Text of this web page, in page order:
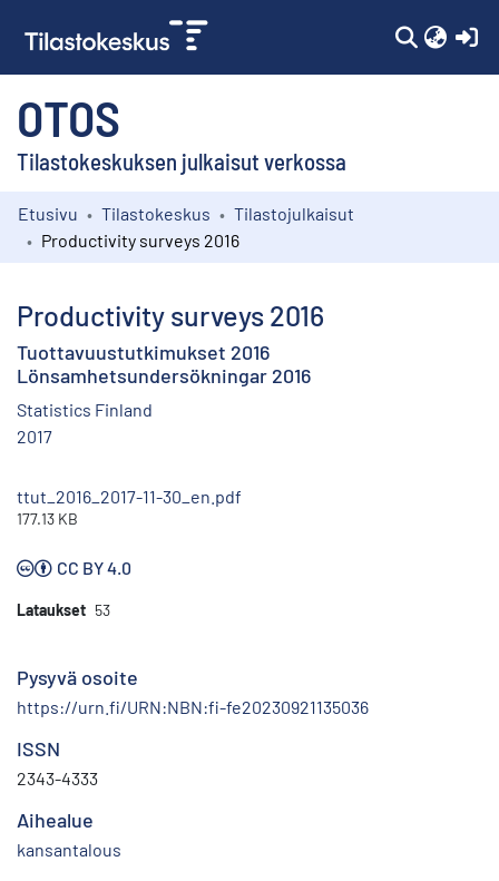
OTOS
Tilastokeskuksen julkaisut verkossa
Kokoelmat
Etusivu Tilastokeskus
Tilastojulkaisut
Productivity surveys 2016
Productivity surveys 2016
Tuottavuustutkimukset 2016
Lönsamhetsundersökningar 2016
Statistics Finland
2017
ttut_2016_2017-11-30_en.pdf
177.13 KB
CC BY 4.0
Lataukset 53
Pysyvä osoite
https://urn.fi/URN:NBN:fi-fe20230921135036
ISSN
2343-4333
Aihealue
kansantalous